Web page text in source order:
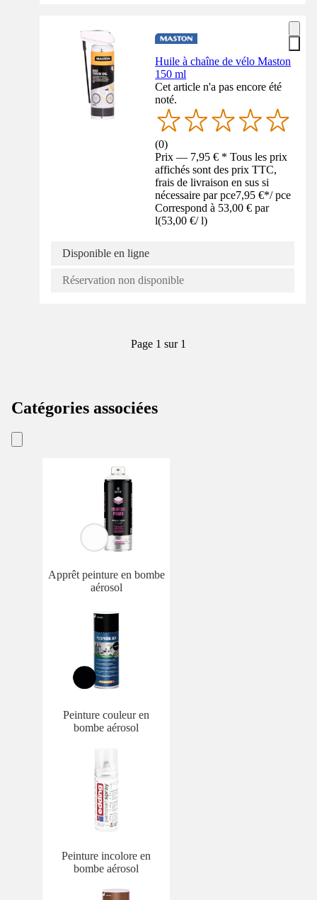
Huile à chaîne de vélo Maston
150 ml
Cet article n'a pas encore été
noté.
(0)
Prix — 7,95 € * Tous les prix
affichés sont des prix TTC,
frais de livraison en sus si
nécessaire par pce7,95 €*/ pce
Correspond à 53,00 € par
l(53,00 €/ l)
Disponible en ligne
Réservation non disponible
Page 1 sur 1
Catégories associées
Apprêt peinture en bombe
aérosol
Peinture couleur en
bombe aérosol
Peinture incolore en
bombe aérosol